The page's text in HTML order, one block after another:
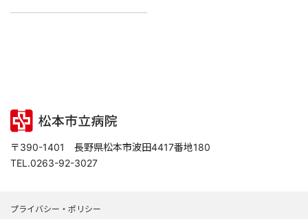
〒390-1401 長野県松本市波田4417番地180
TEL.0263-92-3027
プライバシー・ポリシー